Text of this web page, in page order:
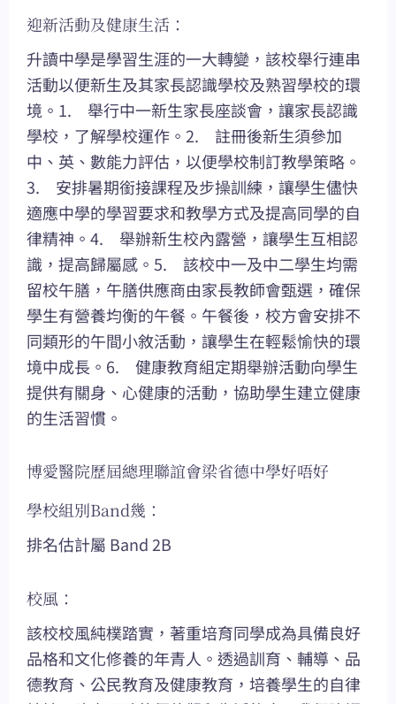
迎新活動及健康生活：
升讀中學是學習生涯的一大轉變，該校舉行連串
活動以便新生及其家長認識學校及熟習學校的環
境。1. 舉行中一新生家長座談會，讓家長認識
學校，了解學校運作。2. 註冊後新生須參加
中、英、數能力評估，以便學校制訂教學策略。
3. 安排暑期銜接課程及步操訓練，讓學生儘快
適應中學的學習要求和教學方式及提高同學的自
律精神。4. 舉辦新生校內露營，讓學生互相認
識，提高歸屬感。5. 該校中一及中二學生均需
留校午膳，午膳供應商由家長教師會甄選，確保
學生有營養均衡的午餐。午餐後，校方會安排不
同類形的午間小敘活動，讓學生在輕鬆愉快的環
境中成長。6. 健康教育組定期舉辦活動向學生
提供有關身、心健康的活動，協助學生建立健康
的生活習慣。
博愛醫院歷屆總理聯誼會梁省德中學好唔好
學校組別Band幾：
排名估計屬 Band 2B
校風：
該校校風純樸踏實，著重培育同學成為具備良好
品格和文化修養的年青人。透過訓育、輔導、品
德教育、公民教育及健康教育，培養學生的自律